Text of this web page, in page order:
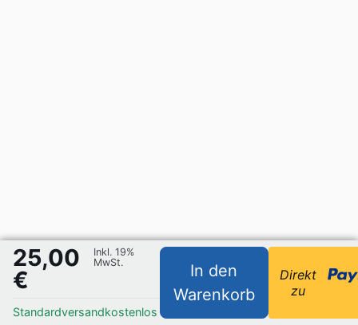
25,00
€
Inkl. 19%
MwSt.
Standardversandkostenlos
In den
Warenkorb
Direkt
zu